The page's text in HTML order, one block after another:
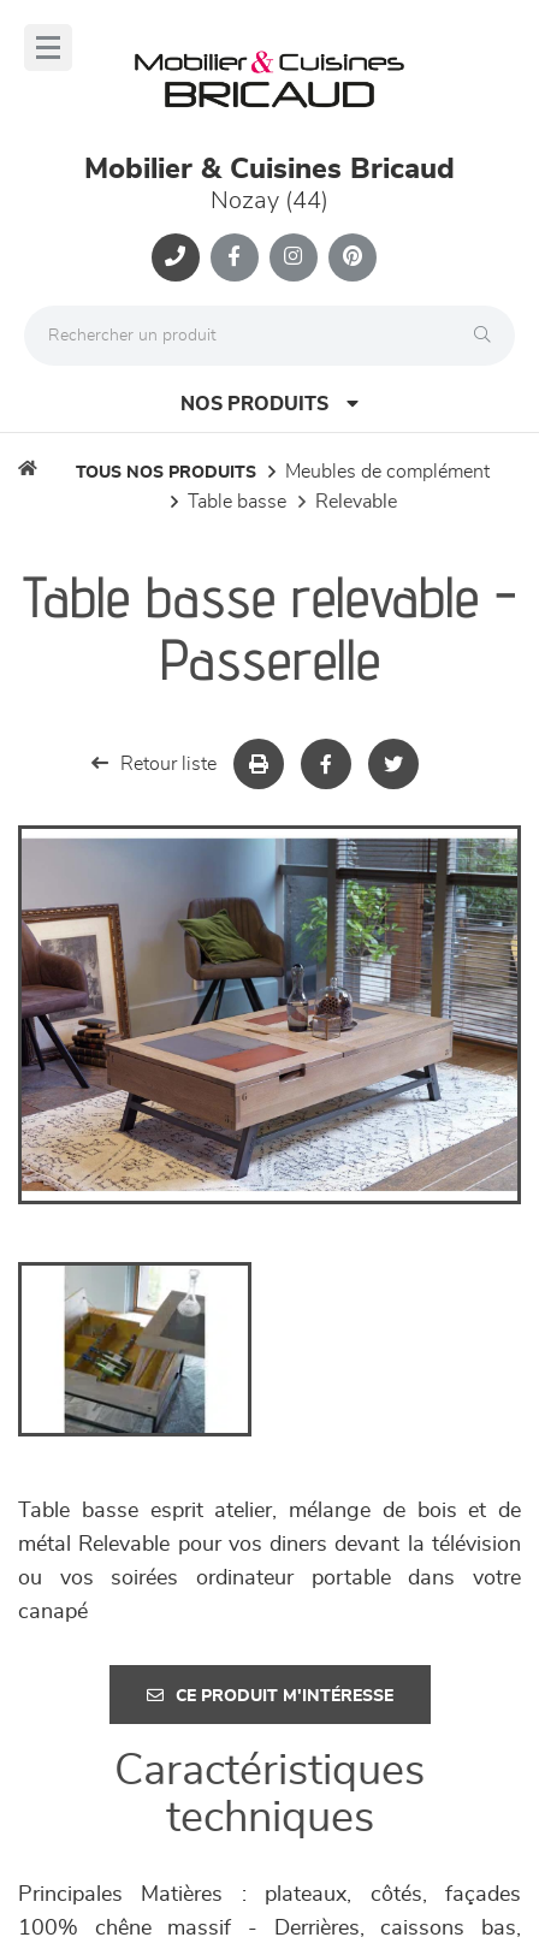
Mobilier & Cuisines Bricaud
Nozay (44)
NOS PRODUITS
séjours
meubles de complément
TOUS NOS PRODUITS
meubles de complément
table basse
relevable
Table basse relevable -
Passerelle
Retour liste
Table basse esprit atelier, mélange de bois et de
métal Relevable pour vos diners devant la télévision
ou vos soirées ordinateur portable dans votre
canapé
CE PRODUIT M'INTÉRESSE
Caractéristiques
techniques
Principales Matières : plateaux, côtés, façades
100% chêne massif - Derrières, caissons bas,